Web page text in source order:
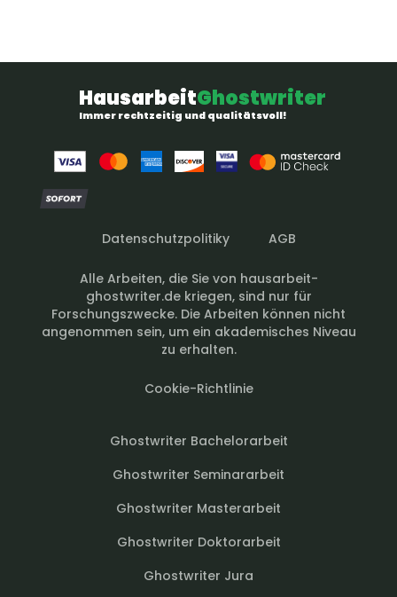
HausarbeitGhostwriter
Immer rechtzeitig und qualitätsvoll!
Datenschutzpolitiky AGB
Alle Arbeiten, die Sie von hausarbeit-
ghostwriter.de kriegen, sind nur für
Forschungszwecke. Die Arbeiten können nicht
angenommen sein, um ein akademisches Niveau
zu erhalten.
Cookie-Richtlinie
Ghostwriter Bachelorarbeit
Ghostwriter Seminararbeit
Ghostwriter Masterarbeit
Ghostwriter Doktorarbeit
Ghostwriter Jura